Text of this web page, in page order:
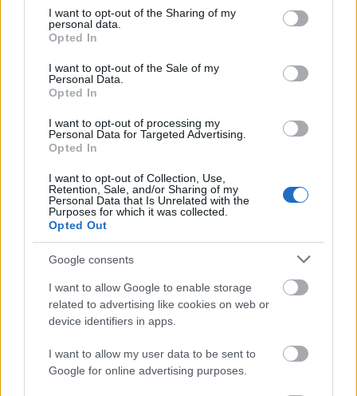
not limited to your visit or usage behaviour. You may click to
grant or deny consent to Google and its third-party tags to
use your data for below specified purposes in below Google
consent section.
I want to opt-out of the Sharing of my
personal data.
Opted In
I want to opt-out of the Sale of my
Personal Data.
Opted In
I want to opt-out of processing my
Personal Data for Targeted Advertising.
Opted In
I want to opt-out of Collection, Use,
Retention, Sale, and/or Sharing of my
Personal Data that Is Unrelated with the
Purposes for which it was collected.
Opted Out
Google consents
I want to allow Google to enable storage
related to advertising like cookies on web or
device identifiers in apps.
I want to allow my user data to be sent to
Google for online advertising purposes.
SZTÁRHÍREK
15 félelmetesen jó halloweeni
sztárpár jelmez